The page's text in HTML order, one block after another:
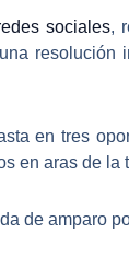
sociales,
en tres
en aras de
de amparo